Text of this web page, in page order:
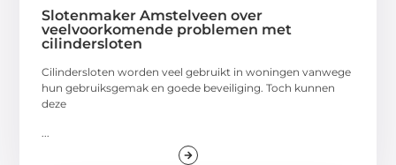
Slotenmaker Amstelveen over
veelvoorkomende problemen met
cilindersloten
Cilindersloten worden veel gebruikt in woningen vanwege
hun gebruiksgemak en goede beveiliging. Toch kunnen
deze